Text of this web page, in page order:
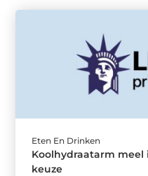
Eten En Drinken
Koolhydraatarm meel
keuze